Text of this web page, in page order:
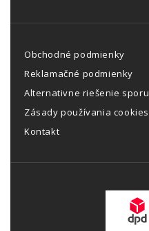
Obchodné podmienky
Reklamačné podmienky
Alternativne riešenie sporu
Zásady používania cookies
Kontakt